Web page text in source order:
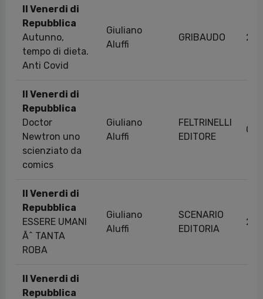
Il Venerdi di
Repubblica
Autunno,
tempo di dieta.
Anti Covid
Giuliano
Aluffi
GRIBAUDO
Il Venerdi di
Repubblica
Doctor
Newtron uno
scienziato da
comics
Giuliano
Aluffi
FELTRINELLI
EDITORE
03/
Il Venerdi di
Repubblica
ESSERE UMANI
Ãˆ TANTA
ROBA
Giuliano
Aluffi
SCENARIO
EDITORIA
Il Venerdi di
Repubblica